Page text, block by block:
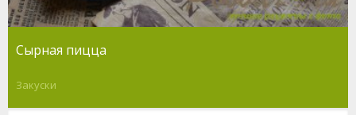
Сырная пицца
Закуски